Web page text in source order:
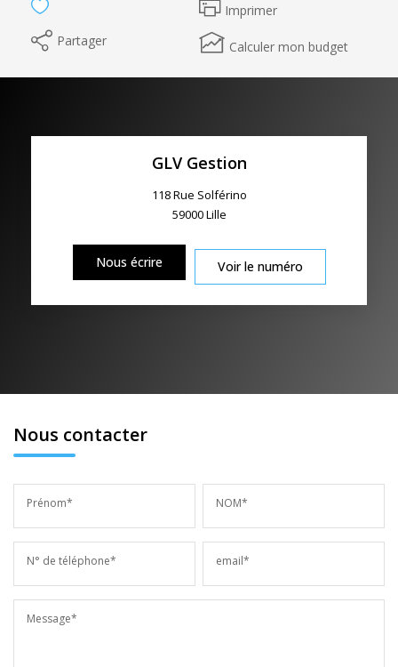
Imprimer
Partager
Calculer mon budget
GLV Gestion
118 Rue Solférino
59000Lille
Nous écrire Voir le numéro
Nous contacter
Prénom* NOM*
N° de téléphone* email*
Message*